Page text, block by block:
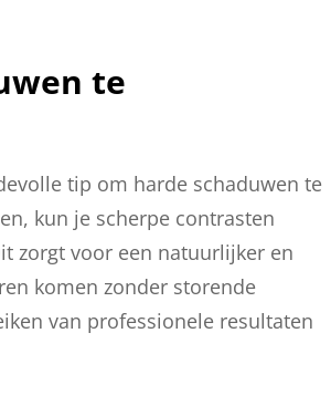
te
tip om harde schaduwen te
kun je scherpe contrasten
zorgt voor een natuurlijker en
komen zonder storende
van professionele resultaten